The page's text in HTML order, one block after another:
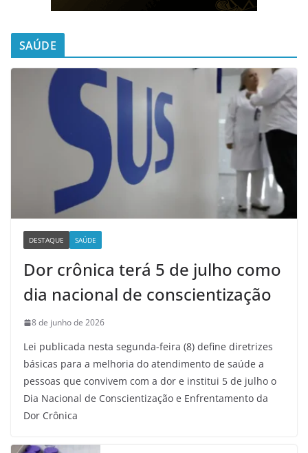
SAÚDE
DESTAQUE SAÚDE
Dor crônica terá 5 de julho como
dia nacional de conscientização
8 de junho de 2026
Lei publicada nesta segunda-feira (8) define diretrizes
básicas para a melhoria do atendimento de saúde a
pessoas que convivem com a dor e institui 5 de julho o
Dia Nacional de Conscientização e Enfrentamento da
Dor Crônica